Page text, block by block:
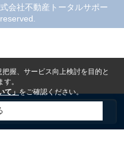
会社不動産トータルサポー
握、サービス向上検討を目的と
。
て」をご確認ください。